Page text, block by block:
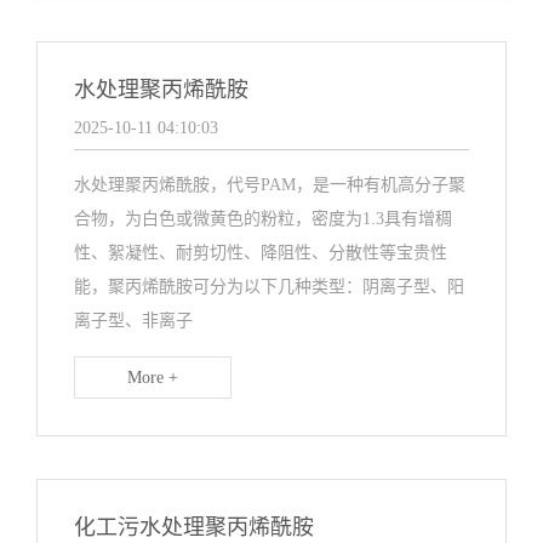
水处理聚丙烯酰胺
2025-10-11 04:10:03
水处理聚丙烯酰胺，代号PAM，是一种有机高分子聚
合物，为白色或微黄色的粉粒，密度为1.3具有增稠
性、絮凝性、耐剪切性、降阻性、分散性等宝贵性
能，聚丙烯酰胺可分为以下几种类型：阴离子型、阳
离子型、非离子
More +
化工污水处理聚丙烯酰胺